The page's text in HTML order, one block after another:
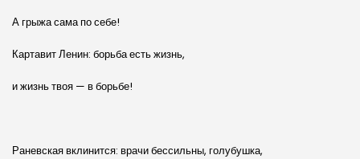
А грыжа сама по себе!
Картавит Ленин: борьба есть жизнь,
и жизнь твоя — в борьбе!
Раневская вклинится: врачи бессильны, голубушка,